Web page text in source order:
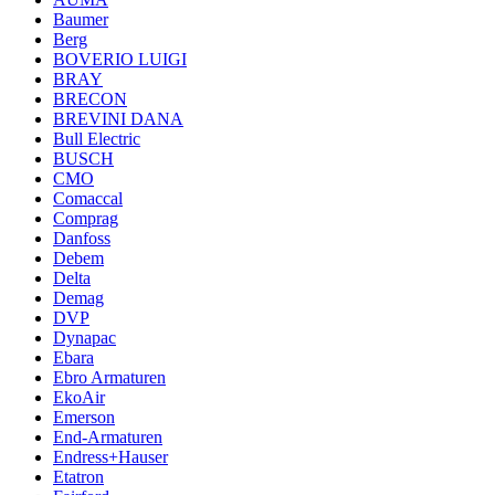
Baumer
Berg
BOVERIO LUIGI
BRAY
BRECON
BREVINI DANA
Bull Electric
BUSCH
CMO
Comaccal
Comprag
Danfoss
Debem
Delta
Demag
DVP
Dynapac
Ebara
Ebro Armaturen
EkoAir
Emerson
End-Armaturen
Endress+Hauser
Etatron